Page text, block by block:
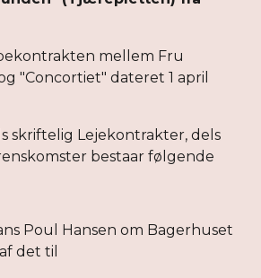
mellem Fru
"Concortiet" dateret 1 april
skriftelig Lejekontrakter, dels
bestaar følgende
Poul Hansen om Bagerhuset
det til